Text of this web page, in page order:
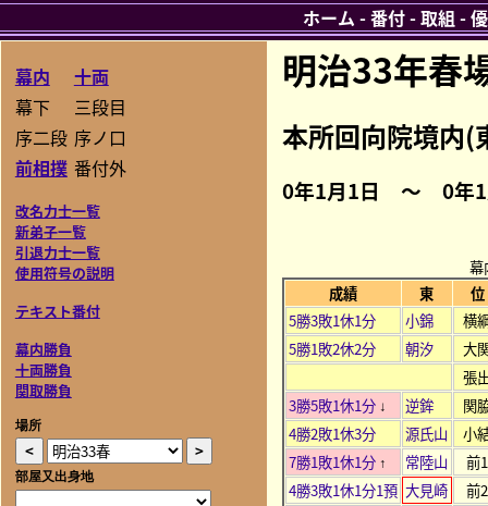
幕内
十両
幕下
三段目
序二段 序ノ口
前相撲 番付外
改名力士一覧
新弟子一覧
引退力士一覧
使用符号の説明
テキスト番付
幕内勝負
十両勝負
関取勝負
場所
部屋又出身地
明治33年春
本所回向院境内(
0年1月1日 ～ 0年1
幕
成績
東
位
5勝3敗1休1分
小錦
横
5勝1敗2休2分
朝汐
大
張
3勝5敗1休1分 ↓ 逆鉾
関
4勝2敗1休3分
源氏山
小
7勝1敗1休1分 ↑ 常陸山
前1
4勝3敗1休1分1預 大見崎
前2
ホーム -番付-取組 -